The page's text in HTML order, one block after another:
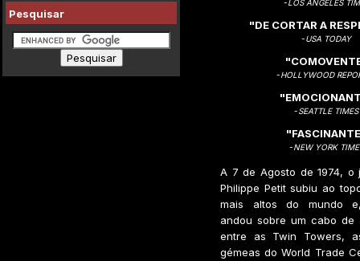
Pesquisar
-LOS ANGELES
"DE CORTAR A
-USA TODAY
-HOLLYWOOD
-SEATTLE TIMES
-NEW YORK
A 7 de Agosto de 1974, o
Philippe Petit subiu ao
mais altos do mundo
andou sobre um cabo de
entre as Twin Towers,
gémeas do World Trade